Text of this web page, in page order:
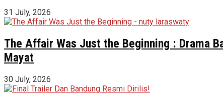
31 July, 2026
The Affair Was Just the Beginning : Drama
Mayat
30 July, 2026